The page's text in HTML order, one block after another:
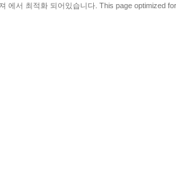
에서 최적화 되어있습니다. This page optimized